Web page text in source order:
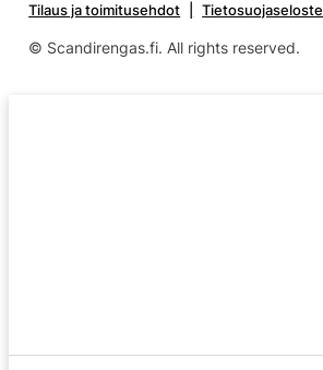
Tilaus ja toimitusehdot Tietosuojaseloste
© Scandirengas.fi. All rights reserved.